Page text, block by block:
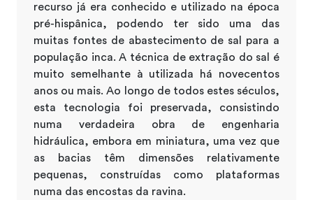
recurso já era conhecido e utilizado na época
pré-hispânica, podendo ter sido uma das
muitas fontes de abastecimento de sal para a
população inca. A técnica de extração do sal é
muito semelhante à utilizada há novecentos
anos ou mais. Ao longo de todos estes séculos,
esta tecnologia foi preservada, consistindo
numa verdadeira obra de engenharia
hidráulica, embora em miniatura, uma vez que
as bacias têm dimensões relativamente
pequenas, construídas como plataformas
numa das encostas da ravina.